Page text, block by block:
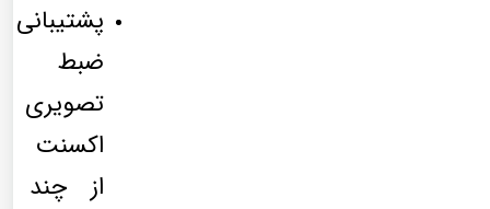
پشتیبانی
ضبط
تصویری
اکسنت
از چند